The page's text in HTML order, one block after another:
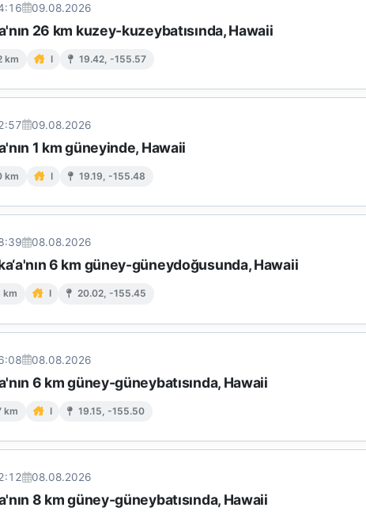
09.08.2026
26 km kuzey-kuzeybatısında, Hawaii
km I 19.42, -155.57
09.08.2026
1 km güneyinde, Hawaii
km I 19.19, -155.48
08.08.2026
6 km güney-güneydoğusunda, Hawaii
km I 20.02, -155.45
08.08.2026
6 km güney-güneybatısında, Hawaii
km I 19.15, -155.50
08.08.2026
8 km güney-güneybatısında, Hawaii